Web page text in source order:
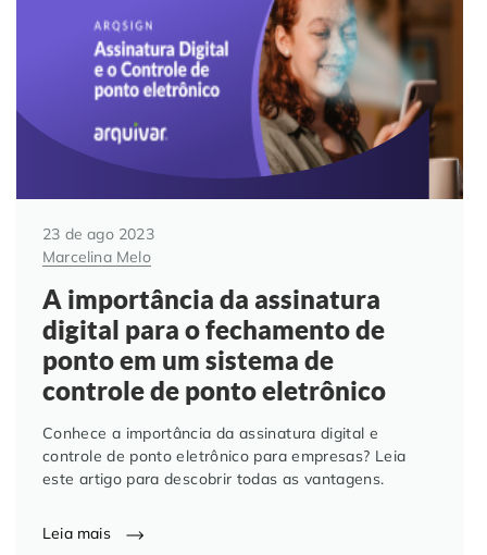
Automação de Processos
Educação Corporativa
Gerenciamento de NF-e
Adequação à LGPD
Assinatura Digital
Auditoria de Processos
Transformação Digital
Gestão do Departamento Pessoal
Hospitais e Clínicas
Instituições de Ensino
Departamento Pessoal
Departamento Financeiro
Cooperativas
Cases de Sucesso
Nossas Unidades
Blog
Trabalhe Conosco
O QUE NOS DIFERENCIA? DESCUBRA
23 de ago 2023
Marcelina Melo
A importância da assinatura
digital para o fechamento de
ponto em um sistema de
controle de ponto eletrônico
Conhece a importância da assinatura digital e
controle de ponto eletrônico para empresas? Leia
este artigo para descobrir todas as vantagens.
Leia mais